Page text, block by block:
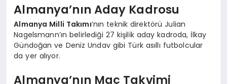
Almanya’nın Aday Kadrosu
Almanya Milli Takımı‘nın teknik direktörü Julian
Nagelsmann’ın belirlediği 27 kişilik aday kadroda, İlkay
Gündoğan ve Deniz Undav gibi Türk asıllı futbolcular
da yer alıyor.
Almanya’nın Maç Takvimi